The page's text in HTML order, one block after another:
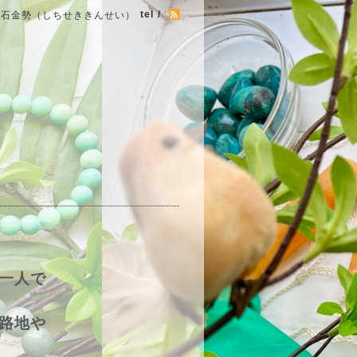
金勢（しちせききんせい） tel /
人で
地や